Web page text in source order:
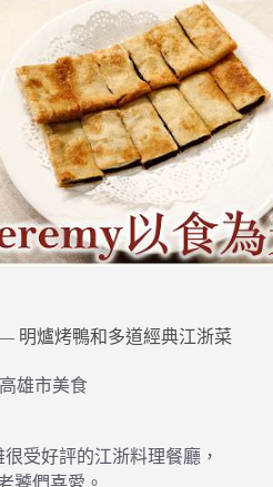
明爐烤鴨和多道經典江浙菜
高雄市美食
受好評的江浙料理餐廳，